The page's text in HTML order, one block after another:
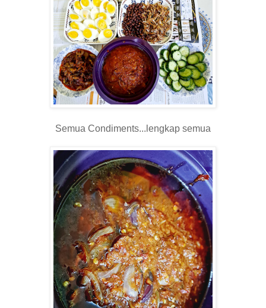
Semua Condiments...lengkap semua